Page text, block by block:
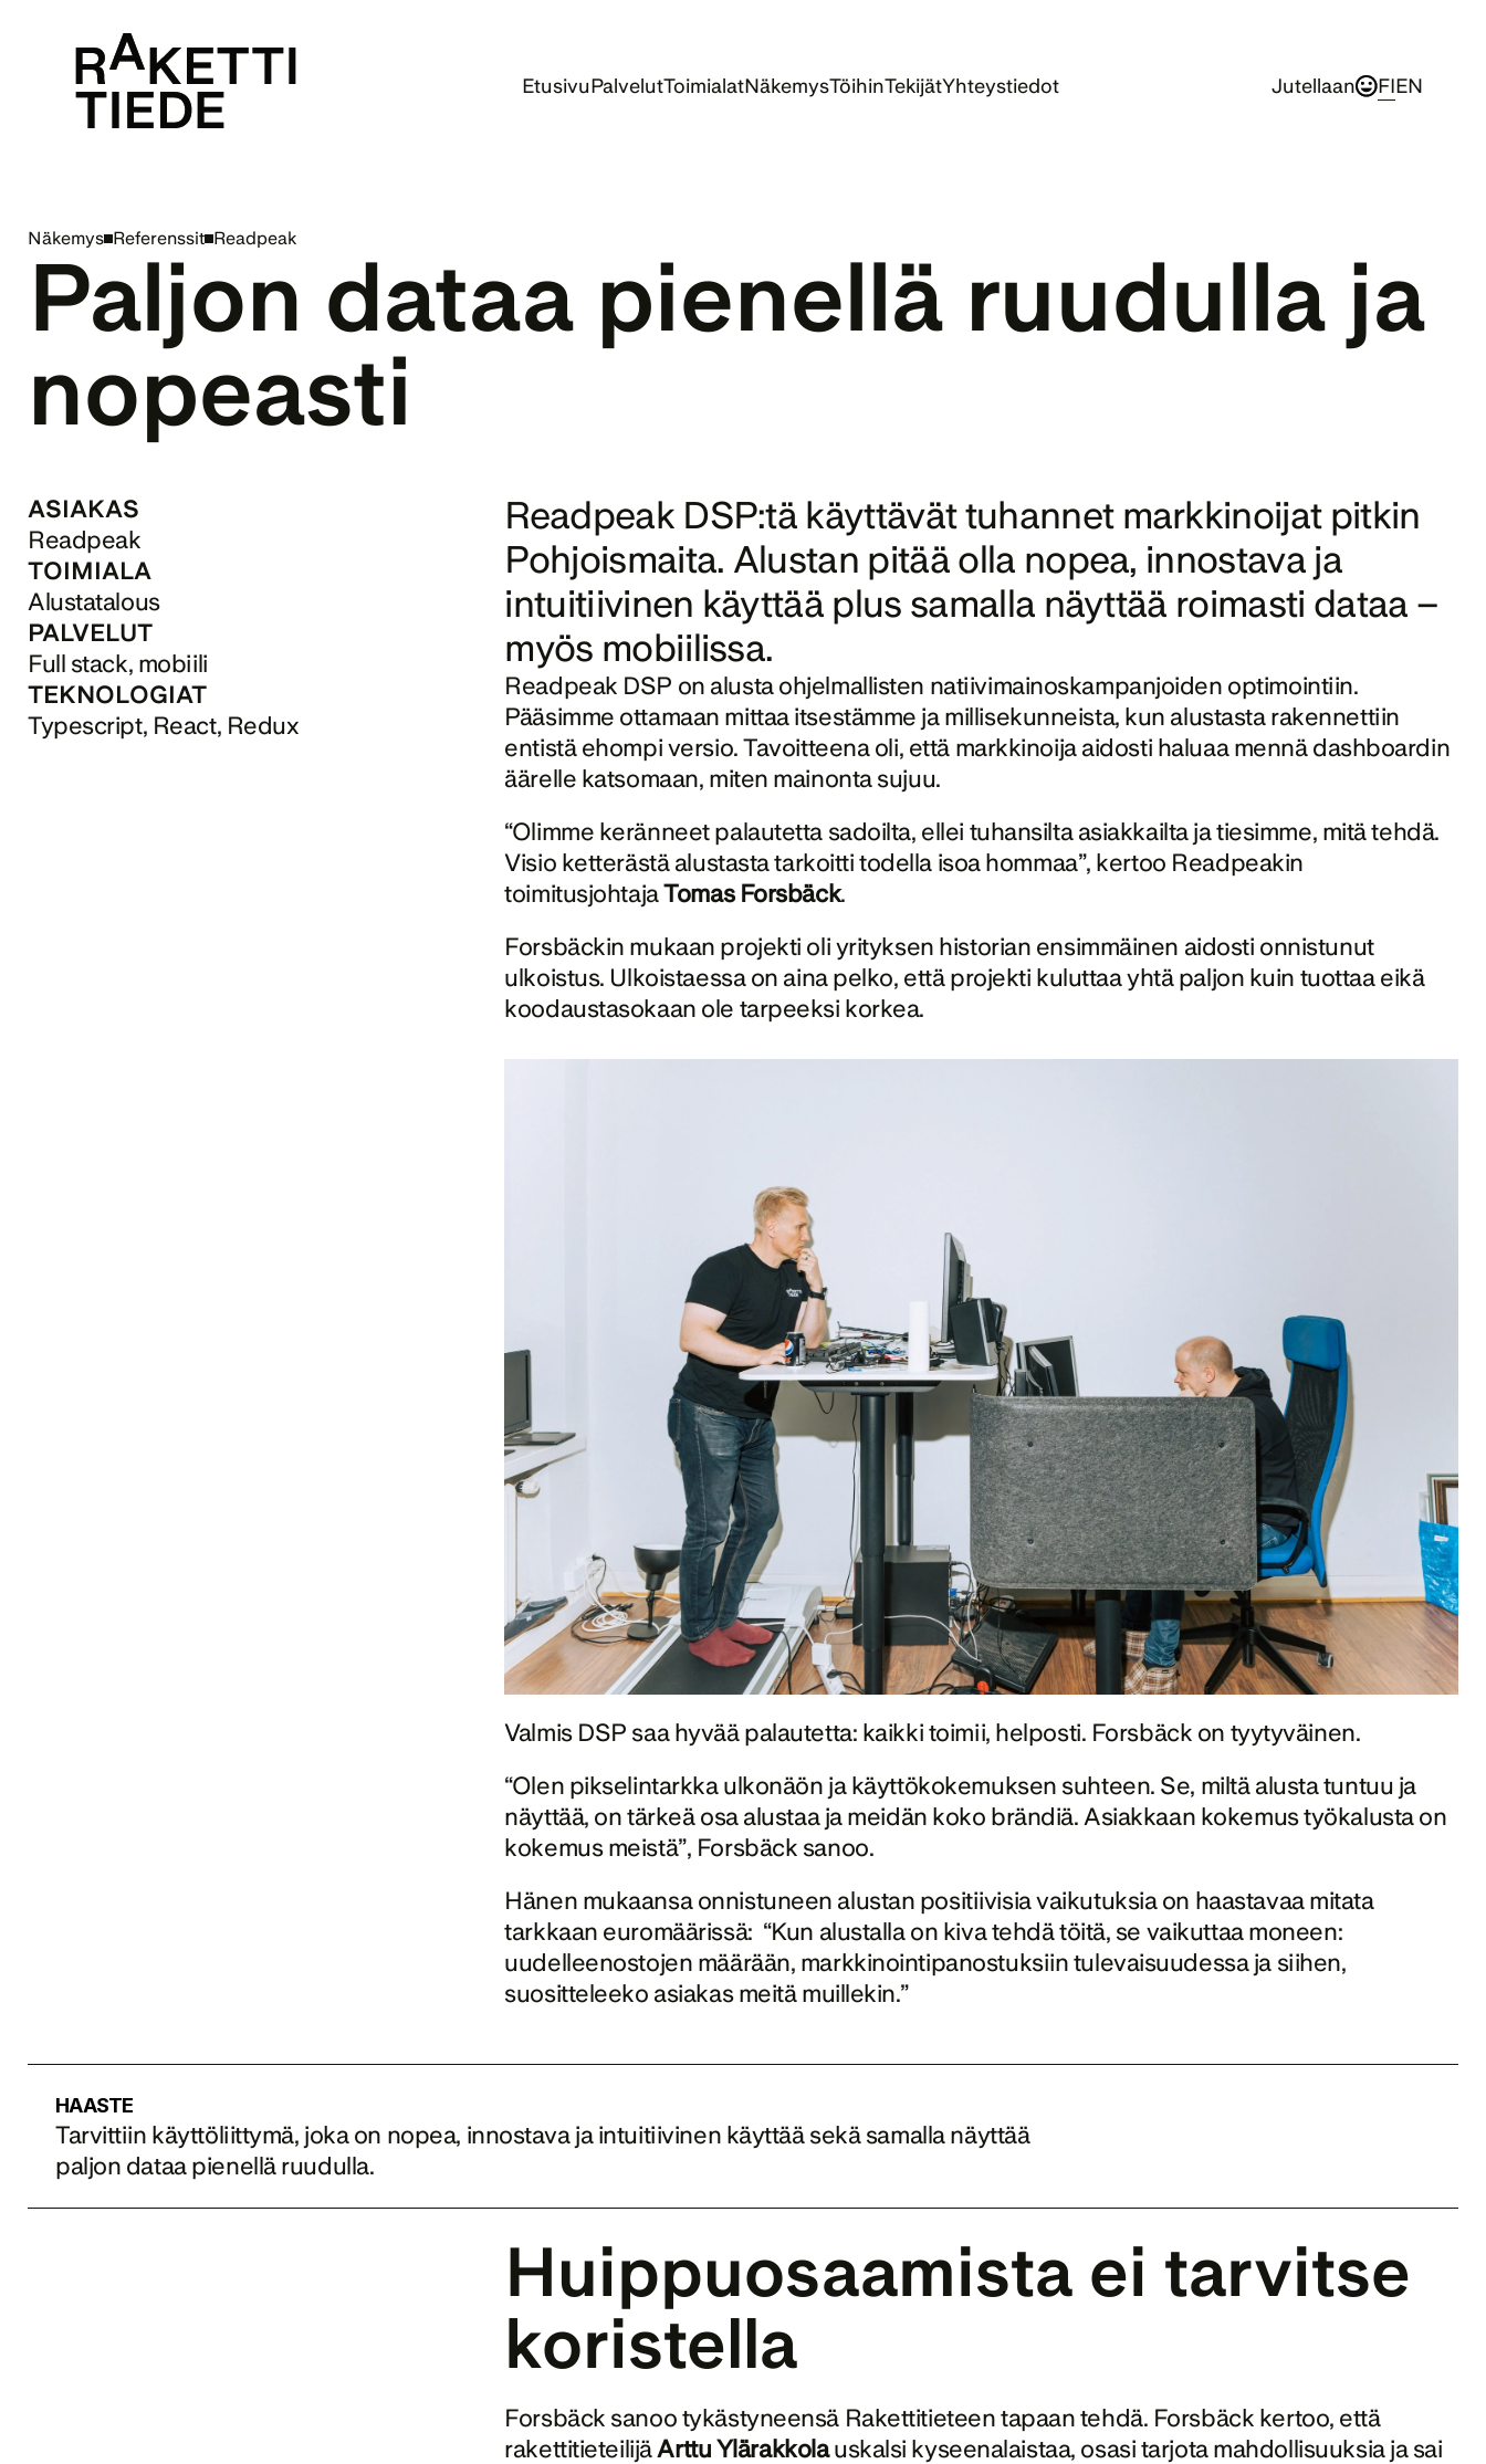
EtusivuPalvelutToimialatNäkemysTöihinTekijätYhteystiedot Jutellaan FIEN
Näkemys Referenssit Readpeak
Paljon dataa pienellä ruudulla ja
nopeasti
ASIAKAS
Readpeak
TOIMIALA
Alustatalous
PALVELUT
Full stack, mobiili
TEKNOLOGIAT
Typescript, React, Redux
Readpeak DSP:tä käyttävät tuhannet markkinoijat pitkin
Pohjoismaita. Alustan pitää olla nopea, innostava ja
intuitiivinen käyttää plus samalla näyttää roimasti dataa –
myös mobiilissa.
Readpeak DSP on alusta ohjelmallisten natiivimainoskampanjoiden optimointiin.
Pääsimme ottamaan mittaa itsestämme ja millisekunneista, kun alustasta rakennettiin
entistä ehompi versio. Tavoitteena oli, että markkinoija aidosti haluaa mennä dashboardin
äärelle katsomaan, miten mainonta sujuu.
“Olimme keränneet palautetta sadoilta, ellei tuhansilta asiakkailta ja tiesimme, mitä tehdä.
Visio ketterästä alustasta tarkoitti todella isoa hommaa”, kertoo Readpeakin
toimitusjohtaja Tomas Forsbäck.
Forsbäckin mukaan projekti oli yrityksen historian ensimmäinen aidosti onnistunut
ulkoistus. Ulkoistaessa on aina pelko, että projekti kuluttaa yhtä paljon kuin tuottaa eikä
koodaustasokaan ole tarpeeksi korkea.
Valmis DSP saa hyvää palautetta: kaikki toimii, helposti. Forsbäck on tyytyväinen.
“Olen pikselintarkka ulkonäön ja käyttökokemuksen suhteen. Se, miltä alusta tuntuu ja
näyttää, on tärkeä osa alustaa ja meidän koko brändiä. Asiakkaan kokemus työkalusta on
kokemus meistä”, Forsbäck sanoo.
Hänen mukaansa onnistuneen alustan positiivisia vaikutuksia on haastavaa mitata
tarkkaan euromäärissä:  “Kun alustalla on kiva tehdä töitä, se vaikuttaa moneen:
uudelleenostojen määrään, markkinointipanostuksiin tulevaisuudessa ja siihen,
suositteleeko asiakas meitä muillekin.”
HAASTE
Tarvittiin käyttöliittymä, joka on nopea, innostava ja intuitiivinen käyttää sekä samalla näyttää
paljon dataa pienellä ruudulla.
Huippuosaamista ei tarvitse
koristella
Forsbäck sanoo tykästyneensä Rakettitieteen tapaan tehdä. Forsbäck kertoo, että
rakettitieteilijä Arttu Ylärakkola uskalsi kyseenalaistaa, osasi tarjota mahdollisuuksia ja sai